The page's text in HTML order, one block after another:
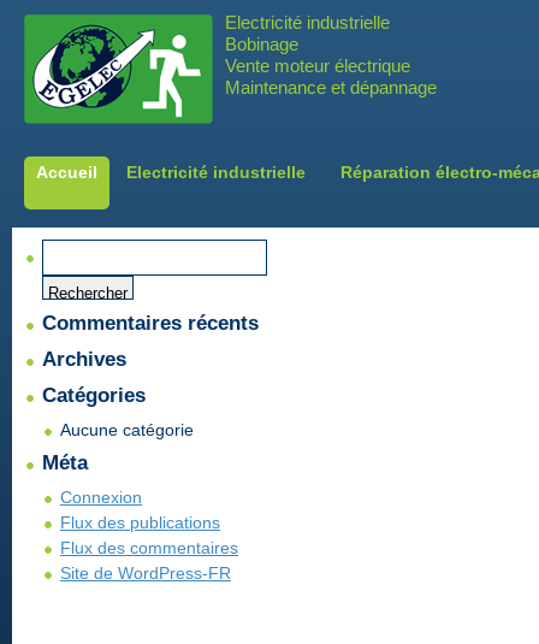
Electricité industrielle
Bobinage
Vente moteur électrique
Maintenance et dépannage
Accueil Electricité industrielle Réparation électro-
Commentaires récents
Archives
Catégories
Aucune catégorie
Méta
Connexion
Flux des publications
Flux des commentaires
Site de WordPress-FR